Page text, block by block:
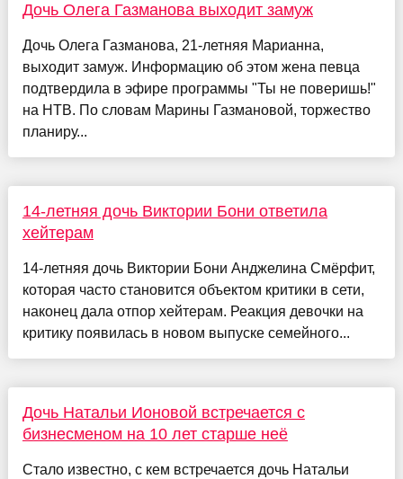
Дочь Олега Газманова выходит замуж
Дочь Олега Газманова, 21-летняя Марианна,
выходит замуж. Информацию об этом жена певца
подтвердила в эфире программы "Ты не поверишь!"
на НТВ. По словам Марины Газмановой, торжество
планиру...
14-летняя дочь Виктории Бони ответила
хейтерам
14-летняя дочь Виктории Бони Анджелина Смёрфит,
которая часто становится объектом критики в сети,
наконец дала отпор хейтерам. Реакция девочки на
критику появилась в новом выпуске семейного...
Дочь Натальи Ионовой встречается с
бизнесменом на 10 лет старше неё
Стало известно, с кем встречается дочь Натальи